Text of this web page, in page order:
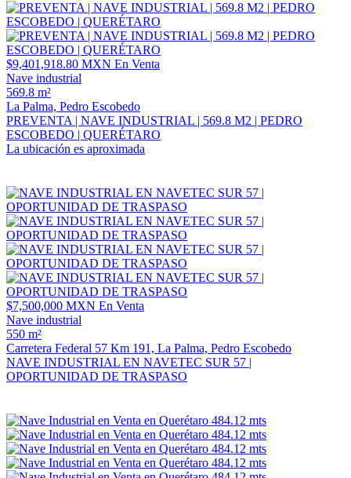
$9,401,918.80 MXN En Venta
Nave industrial
569.8 m²
La Palma, Pedro Escobedo
PREVENTA | NAVE INDUSTRIAL | 569.8 M2 | PEDRO
ESCOBEDO | QUERÉTARO
La ubicación es aproximada
$7,500,000 MXN En Venta
Nave industrial
550 m²
Carretera Federal 57 Km 191, La Palma, Pedro Escobedo
NAVE INDUSTRIAL EN NAVETEC SUR 57 |
OPORTUNIDAD DE TRASPASO